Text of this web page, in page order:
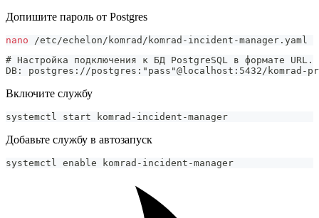
Допишите пароль от Postgres
nano /etc/echelon/komrad/komrad-incident-manager.yaml
# Настройка подключения к БД PostgreSQL в формате URL.
DB: postgres://postgres:"pass"@localhost:5432/komrad-
Включите службу
systemctl start komrad-incident-manager
Добавьте службу в автозапуск
systemctl enable komrad-incident-manager